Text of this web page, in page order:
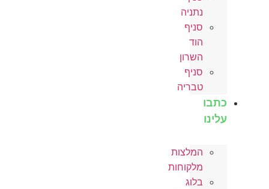
נתניה
סניף
הוד
השרון
סניף
טבריה
כתבו
עלינו
המלצות
מלקוחות
בלוג